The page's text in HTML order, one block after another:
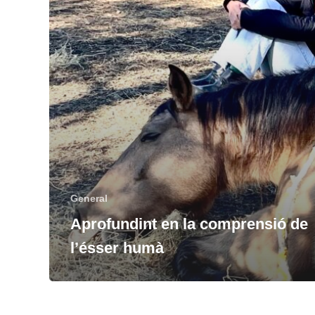
General
Aprofundint en la comprensió de
l’ésser humà